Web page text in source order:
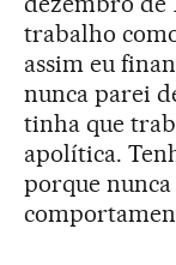
trabalho
assim eu
nunca parei
tinha que
apolítica.
porque